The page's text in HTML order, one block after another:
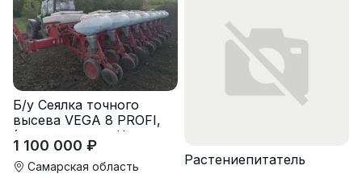
Б/у Сеялка точного
высева VEGA 8 PROFI,
(производство Червона
Зирка), 2016 г, в
отличном состоянии
1 100 000 ₽
Самарская область
Растениепитатель